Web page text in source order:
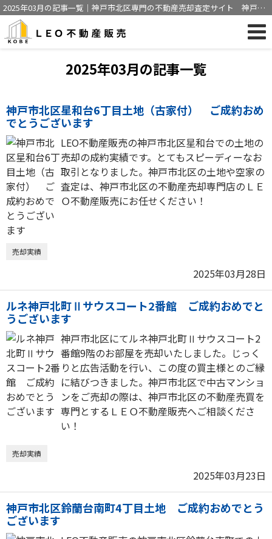
2025年03月の記事一覧｜神戸市北区専門の不動産売却査定サイト 神戸市
にて売買仲介経験豊富な営業マンが不動産売却をサポート
2025年03月の記事一覧
神戸市北区星和台6丁目土地（古家付） ご成約おめ
でとうございます
LEO不動産販売の神戸市北区星和台での土地の
売却の成約実績です。とてもスピーディーなお
取引となりました。神戸市北区の土地や空家の
査定は、神戸市北区の不動産売却専門店のＬＥ
Ｏ不動産販売にお任せください！
売却実績
2025年03月28日
ルネ神戸北町Ⅱサウスコート2番館 ご成約おめでと
うございます
神戸市北区にてルネ神戸北町Ⅱサウスコート2
番館9階のお部屋を売却いたしました。じっく
りと広告活動を行い、この度の買主様とのご縁
に結びつきました。神戸市北区で中古マンショ
ンをご売却の際は、神戸市北区の不動産売買を
専門とするＬＥＯ不動産販売へご相談くださ
い！
売却実績
2025年03月23日
神戸市北区鈴蘭台南町4丁目土地 ご成約おめでとう
ございます